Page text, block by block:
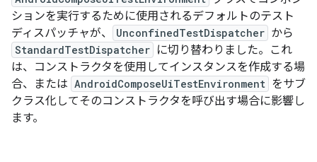
ションを実行するために使用されるデフォルトのテスト
ディスパッチャが、
UnconfinedTestDispatcher から
StandardTestDispatcher に切り替わりました。これ
は、コンストラクタを使用してインスタンスを作成する場
合、または AndroidComposeUiTestEnvironment をサブ
クラス化してそのコンストラクタを呼び出す場合に影響し
ます。